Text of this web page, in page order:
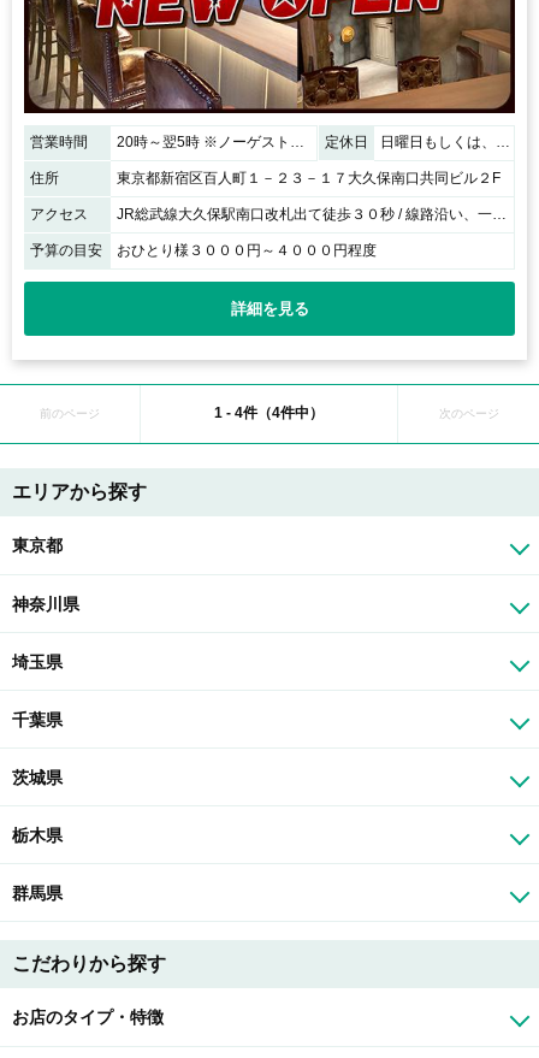
営業時間 20時～翌5時 ※ノーゲスト時：翌3時迄 定休日 日曜日もしくは、連休最終日
住所 東京都新宿区百人町１－２３－１７大久保南口共同ビル２F
アクセス JR総武線大久保駅南口改札出て徒歩３０秒 / 線路沿い、一階が油そば屋さん
予算の目安 おひとり様３０００円～４０００円程度
詳細を見る
前のページ 1 - 4件（4件中） 次のページ
エリアから探す
東京都
神奈川県
埼玉県
千葉県
茨城県
栃木県
群馬県
こだわりから探す
お店のタイプ・特徴